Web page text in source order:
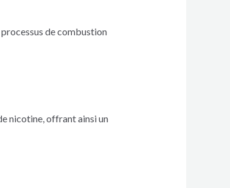
de combustion
nicotine, offrant ainsi un